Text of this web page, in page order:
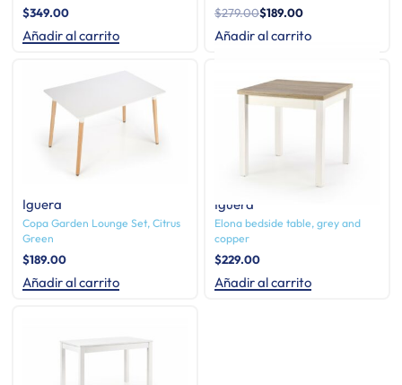
$349.00
Añadir al carrito
$279.00$189.00
Añadir al carrito
Iguera
Copa Garden Lounge Set, Citrus
Green
$189.00
Añadir al carrito
Iguera
Elona bedside table, grey and
copper
$229.00
Añadir al carrito